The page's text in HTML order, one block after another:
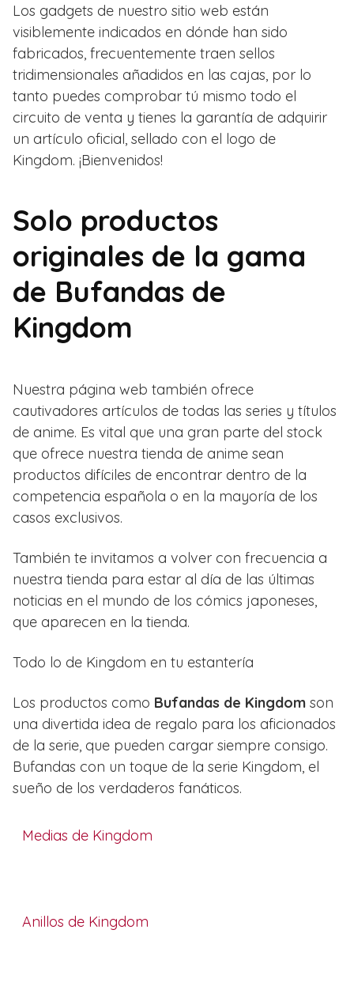
Los gadgets de nuestro sitio web están
visiblemente indicados en dónde han sido
fabricados, frecuentemente traen sellos
tridimensionales añadidos en las cajas, por lo
tanto puedes comprobar tú mismo todo el
circuito de venta y tienes la garantía de adquirir
un artículo oficial, sellado con el logo de
Kingdom. ¡Bienvenidos!
Solo productos
originales de la gama
de Bufandas de
Kingdom
Nuestra página web también ofrece
cautivadores artículos de todas las series y títulos
de anime. Es vital que una gran parte del stock
que ofrece nuestra tienda de anime sean
productos difíciles de encontrar dentro de la
competencia española o en la mayoría de los
casos exclusivos.
También te invitamos a volver con frecuencia a
nuestra tienda para estar al día de las últimas
noticias en el mundo de los cómics japoneses,
que aparecen en la tienda.
Todo lo de Kingdom en tu estantería
Los productos como Bufandas de Kingdom son
una divertida idea de regalo para los aficionados
de la serie, que pueden cargar siempre consigo.
Bufandas con un toque de la serie Kingdom, el
sueño de los verdaderos fanáticos.
Medias de Kingdom
Anillos de Kingdom